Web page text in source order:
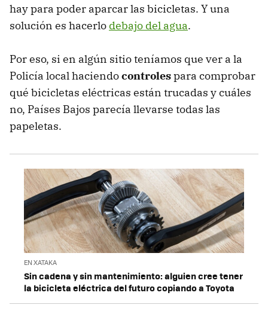
hay para poder aparcar las bicicletas. Y una
solución es hacerlo debajo del agua.
Por eso, si en algún sitio teníamos que ver a la
Policía local haciendocontrolespara comprobar
qué bicicletas eléctricas están trucadas y cuáles
no, Países Bajos parecía llevarse todas las
papeletas.
EN XATAKA
Sin cadena y sin mantenimiento: alguien cree tener
la bicicleta eléctrica del futuro copiando a Toyota